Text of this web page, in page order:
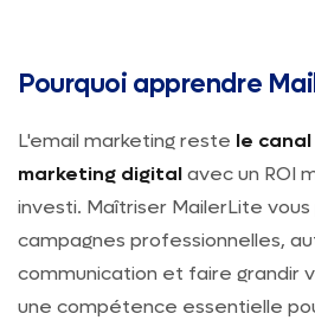
Pourquoi apprendre
L'email marketing reste le
marketing digitalavec un ROI
investi. Maîtriser MailerLite
campagnes professionnelles,
communication et faire grandir
une compétence essentielle